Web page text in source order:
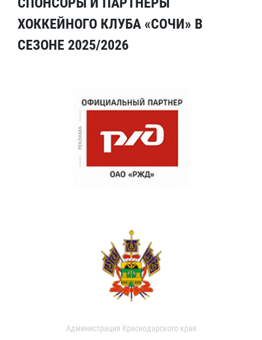
ХОККЕЙНОГО КЛУБА «СОЧИ» В
СЕЗОНЕ 2025/2026
Администрация Краснодарского края